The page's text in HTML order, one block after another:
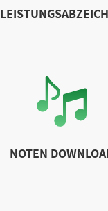
NOTEN